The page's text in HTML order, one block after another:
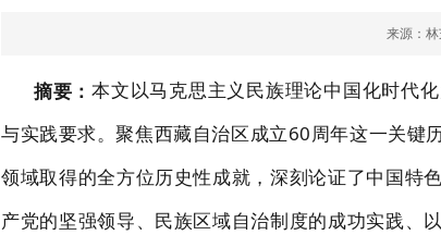
来源： 林
摘要：本文以马克思主义民族理论中国化时代
与实践要求。聚焦西藏自治区成立60周年这一关键
领域取得的全方位历史性成就，深刻论证了中国特
产党的坚强领导、民族区域自治制度的成功实践、